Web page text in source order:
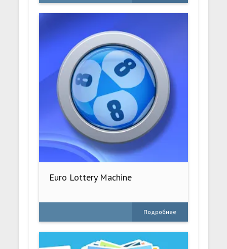
Euro Lottery Machine
Подробнее